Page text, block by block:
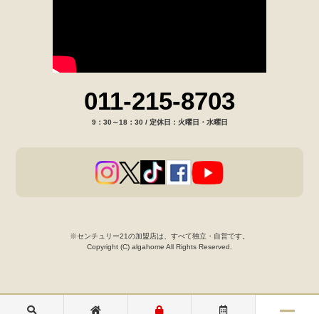
011-215-8703
9：30～18：30 / 定休日：火曜日・水曜日
※センチュリー21の加盟店は、すべて独立・自営です。
Copyright (C) algahome All Rights Reserved.